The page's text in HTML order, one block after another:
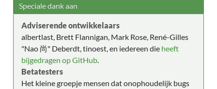
Speciale dank aan
Adviserende ontwikkelaars
albertlast, Brett Flannigan, Mark Rose, René-Gilles
"Nao 尚" Deberdt, tinoest, en iedereen die heeft
bijgedragen op GitHub.
Betatesters
Het kleine groepje mensen dat onophoudelijk bugs